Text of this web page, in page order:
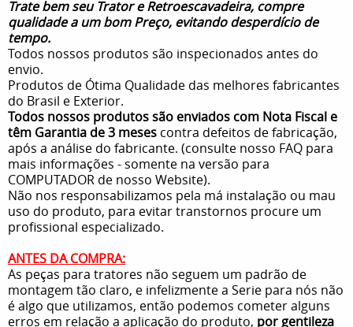
Trate bem seu Trator e Retroescavadeira, compre
qualidade a um bom Preço, evitando desperdício de
tempo.
Todos nossos produtos são inspecionados antes do
envio.
Produtos de Ótima Qualidade das melhores fabricantes
do Brasil e Exterior.
Todos nossos produtos são enviados com Nota Fiscal e
têm Garantia de 3 meses contra defeitos de fabricação,
após a análise do fabricante. (consulte nosso FAQ para
mais informações - somente na versão para
COMPUTADOR de nosso Website).
Não nos responsabilizamos pela má instalação ou mau
uso do produto, para evitar transtornos procure um
profissional especializado.
ANTES DA COMPRA:
As peças para tratores não seguem um padrão de
montagem tão claro, e infelizmente a Serie para nós não
é algo que utilizamos, então podemos cometer alguns
erros em relação a aplicação do produto, por gentileza